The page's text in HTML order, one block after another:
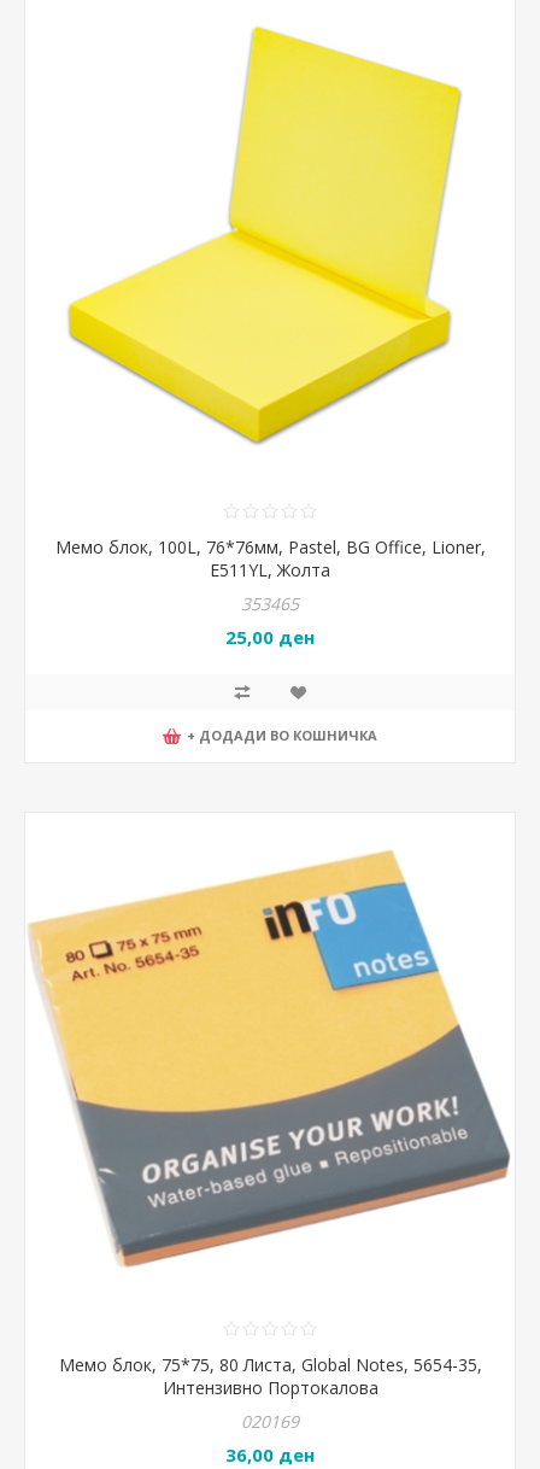
Мемо блок, 100L, 76*76мм, Pastel, BG Office, Lioner,
E511YL, Жолта
353465
25,00 ден
+ ДОДАДИ ВО КОШНИЧКА
Мемо блок, 75*75, 80 Листа, Global Notes, 5654-35,
Интензивно Портокалова
020169
36,00 ден